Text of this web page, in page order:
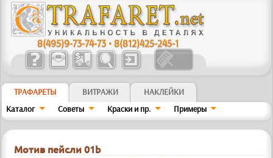
8(495)9-73-74-73 •8(812)425-245-1
ТРАФАРЕТЫ ВИТРАЖИ
НАКЛЕЙКИ
Каталог
Советы Краски и пр. Примеры
Мотив пейсли 01b